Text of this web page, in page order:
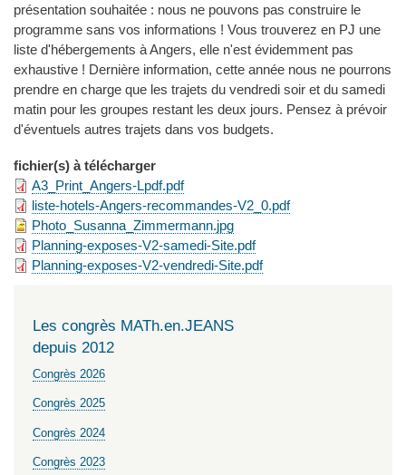
présentation souhaitée : nous ne pouvons pas construire le
programme sans vos informations ! Vous trouverez en PJ une
liste d'hébergements à Angers, elle n'est évidemment pas
exhaustive ! Dernière information, cette année nous ne pourrons
prendre en charge que les trajets du vendredi soir et du samedi
matin pour les groupes restant les deux jours. Pensez à prévoir
d'éventuels autres trajets dans vos budgets.
fichier(s) à télécharger
A3_Print_Angers-Lpdf.pdf
liste-hotels-Angers-recommandes-V2_0.pdf
Photo_Susanna_Zimmermann.jpg
Planning-exposes-V2-samedi-Site.pdf
Planning-exposes-V2-vendredi-Site.pdf
Les congrès MATh.en.JEANS
depuis 2012
Congrès 2026
Congrès 2025
Congrès 2024
Congrès 2023